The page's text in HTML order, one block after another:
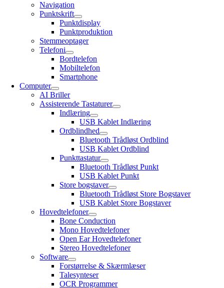
Navigation
Punktskrift
Punktdisplay
Punktproduktion
Stemmeoptager
Telefoni
Bordtelefon
Mobiltelefon
Smartphone
Computer
AI Briller
Assisterende Tastaturer
Indlæring
USB Kablet Indlæring
Ordblindhed
Bluetooth Trådløst Ordblind
USB Kablet Ordblind
Punkttastatur
Bluetooth Trådløst Punkt
USB Kablet Punkt
Store bogstaver
Bluetooth Trådløst Store Bogstaver
USB Kablet Store Bogstaver
Hovedtelefoner
Bone Conduction
Mono Hovedtelefoner
Open Ear Hovedtelefoner
Stereo Hovedtelefoner
Software
Forstørrelse & Skærmlæser
Talesynteser
OCR Programmer